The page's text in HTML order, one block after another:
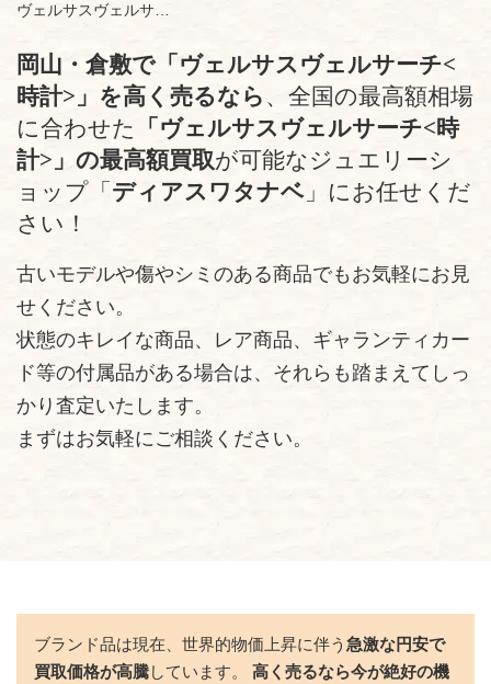
岡山・倉敷で「ヴェルサスヴェルサーチ<
時計>」を高く売るなら 、全国の最高額相場
に合わせた
「ヴェルサスヴェルサーチ<時
計>」の最高額買取が可能なジュエリーシ
ョップ「 ディアスワタナベ 」にお任せくだ
さい！
古いモデルや傷やシミのある商品でもお気軽にお見
せください。
状態のキレイな商品、レア商品、ギャランティカー
ド等の付属品がある場合は、それらも踏まえてしっ
かり査定いたします。
まずはお気軽にご相談ください。
ブランド品は現在、世界的物価上昇に伴う 急激な円安で
買取価格が高騰しています。 高く売るなら今が絶好の機